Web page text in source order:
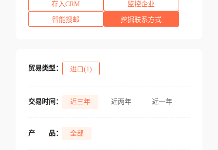
存入CRM 监控企业
智能搜邮 挖掘联系方式
贸易类型： 进口(1)
交易时间： 近三年 近两年 近一年
产 品： 全部